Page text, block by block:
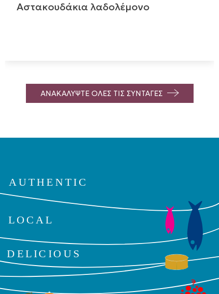
Αστακουδάκια λαδολέμονο
ΑΝΑΚΑΛΥΨΤΕ ΟΛΕΣ ΤΙΣ ΣΥΝΤΑΓΕΣ